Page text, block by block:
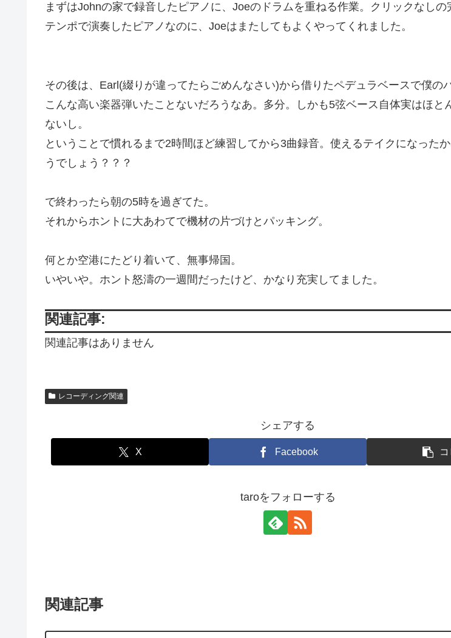
まずはJohnの家で録音したピアノに、Joeのドラムを重ねる作業。クリックなしの
テンポで演奏したピアノなのに、Joeはまたしてもよくやってくれました。
その後は、Earl(綴りが違ってたらごめんなさい)から借りたペデュラベースで僕の
こんな高い楽器弾いたことないだろうなあ。多分。しかも5弦ベース自体実はほと
ないし。
ということで慣れるまで2時間ほど練習してから3曲録音。使えるテイクになった
うでしょう？？？
で終わったら朝の5時を過ぎてた。
それからホントに大あわてで機材の片づけとパッキング。
何とか空港にたどり着いて、無事帰国。
いやいや。ホント怒濤の一週間だったけど、かなり充実してました。
関連記事:
関連記事はありません
レコーディング関連
シェアする
X Facebook
taroをフォローする
関連記事